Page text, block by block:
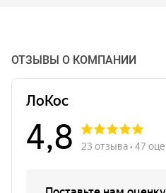
ОТЗЫВЫ О КОМПАНИИ